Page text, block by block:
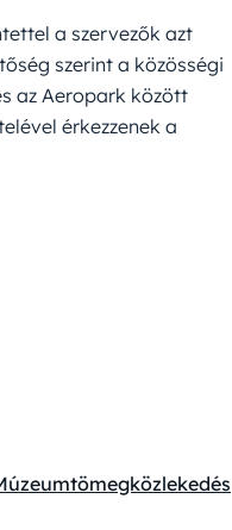
a szervezők azt
szerint a közösségi
az Aeropark között
érkezzenek a
tömegközlekedés